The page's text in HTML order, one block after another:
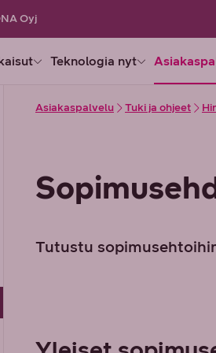
Oyj
Teknologia nyt
Asiakaspalvelu Tuki ja ohjeet
Tutustu